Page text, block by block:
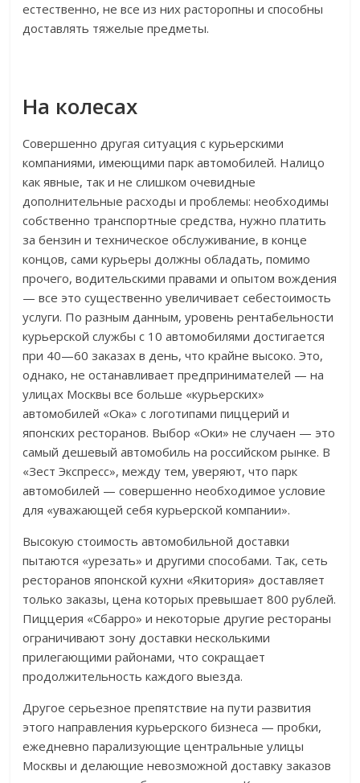
естественно, не все из них расторопны и способны
доставлять тяжелые предметы.
На колесах
Совершенно другая ситуация с курьерскими
компаниями, имеющими парк автомобилей. Налицо
как явные, так и не слишком очевидные
дополнительные расходы и проблемы: необходимы
собственно транспортные средства, нужно платить
за бензин и техническое обслуживание, в конце
концов, сами курьеры должны обладать, помимо
прочего, водительскими правами и опытом вождения
— все это существенно увеличивает себестоимость
услуги. По разным данным, уровень рентабельности
курьерской службы с 10 автомобилями достигается
при 40—60 заказах в день, что крайне высоко. Это,
однако, не останавливает предпринимателей — на
улицах Москвы все больше «курьерских»
автомобилей «Ока» с логотипами пиццерий и
японских ресторанов. Выбор «Оки» не случаен — это
самый дешевый автомобиль на российском рынке. В
«Зест Экспресс», между тем, уверяют, что парк
автомобилей — совершенно необходимое условие
для «уважающей себя курьерской компании».
Высокую стоимость автомобильной доставки
пытаются «урезать» и другими способами. Так, сеть
ресторанов японской кухни «Якитория» доставляет
только заказы, цена которых превышает 800 рублей.
Пиццерия «Сбарро» и некоторые другие рестораны
ограничивают зону доставки несколькими
прилегающими районами, что сокращает
продолжительность каждого выезда.
Другое серьезное препятствие на пути развития
этого направления курьерского бизнеса — пробки,
ежедневно парализующие центральные улицы
Москвы и делающие невозможной доставку заказов